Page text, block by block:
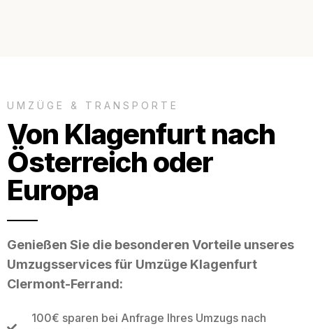
UMZÜGE & TRANSPORTE
Von Klagenfurt nach
Österreich oder
Europa
Genießen Sie die besonderen Vorteile unseres
Umzugsservices für Umzüge Klagenfurt
Clermont-Ferrand:
100€ sparen bei Anfrage Ihres Umzugs nach